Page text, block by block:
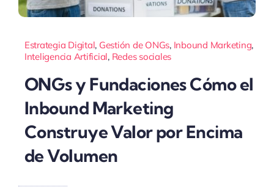
Estrategia Digital, Gestión de ONGs, Inbound Marketing,
Inteligencia Artificial, Redes sociales
ONGs y Fundaciones Cómo el
Inbound Marketing
Construye Valor por Encima
de Volumen